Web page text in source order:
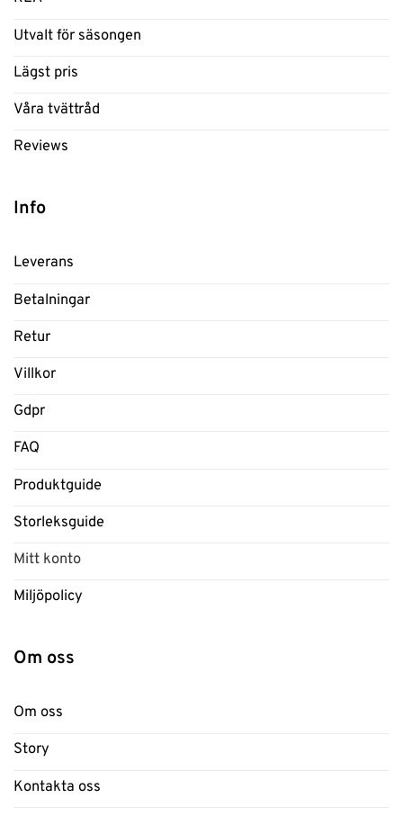
Utvalt för säsongen
Lägst pris
Våra tvättråd
Reviews
Info
Leverans
Betalningar
Retur
Villkor
Gdpr
FAQ
Produktguide
Storleksguide
Mitt konto
Miljöpolicy
Om oss
Om oss
Story
Kontakta oss